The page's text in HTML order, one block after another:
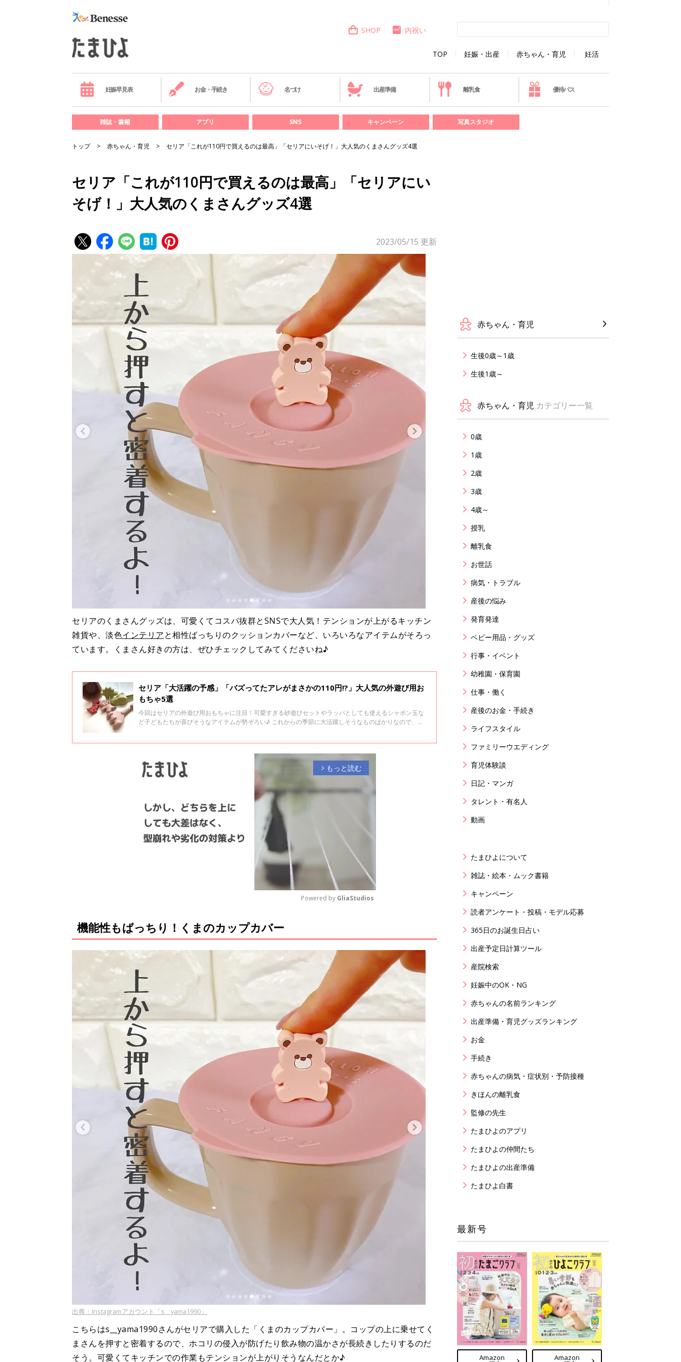
TOP 妊娠・出産 赤ちゃん・育児 妊活
SHOP 内祝い
妊娠早見表 お金・手続き 名づけ 出産準備 離乳食 優待パス
雑誌・書籍 アプリ SNS キャンペーン 写真スタジオ
トップ 赤ちゃん・育児 セリア「これが110円で買えるのは最高」「セリアにいそげ！」大人気のくまさんグッズ4選
セリア「これが110円で買えるのは最高」「セリアにい
そげ！」大人気のくまさんグッズ4選
2023/05/15 更新
セリアのくまさんグッズは、可愛くてコスパ抜群とSNSで大人気！テンションが上がるキッチン
雑貨や、淡色インテリアと相性ばっちりのクッションカバーなど、いろいろなアイテムがそろっ
ています。くまさん好きの方は、ぜひチェックしてみてくださいね♪
セリア「大活躍の予感」「バズってたアレがまさかの110円!?」大人気の外遊び用お
もちゃ5選
今回はセリアの外遊び用おもちゃに注目！可愛すぎる砂遊びセットやラッパとしても使えるシャボン玉な
ど子どもたちが喜びそうなアイテムが勢ぞろい♪ これからの季節に大活躍しそうなものばかりなので、ぜ
arrow_forward_ios もっと読む
u
t
Powered by GliaStudios
機能性もばっちり！くまのカップカバー
出典：Instagramアカウント「s__yama1990」
こちらはs__yama1990さんがセリアで購入した「くまのカップカバー」。コップの上に乗せてく
まさんを押すと密着するので、ホコリの侵入が防げたり飲み物の温かさが長続きしたりするのだ
そう。可愛くてキッチンでの作業もテンションが上がりそうなんだとか♪
赤ちゃん・育児
生後0歳～1歳
生後1歳～
赤ちゃん・育児 カテゴリー一覧
0歳
1歳
2歳
3歳
4歳～
授乳
離乳食
お世話
病気・トラブル
産後の悩み
発育発達
ベビー用品・グッズ
行事・イベント
幼稚園・保育園
仕事・働く
産後のお金・手続き
ライフスタイル
ファミリーウエディング
育児体験談
日記・マンガ
タレント・有名人
動画
たまひよについて
雑誌・絵本・ムック書籍
キャンペーン
読者アンケート・投稿・モデル応募
365日のお誕生日占い
出産予定日計算ツール
産院検索
妊娠中のOK・NG
赤ちゃんの名前ランキング
出産準備・育児グッズランキング
お金
手続き
赤ちゃんの病気・症状別・予防接種
きほんの離乳食
監修の先生
たまひよのアプリ
たまひよの仲間たち
たまひよの出産準備
たまひよ白書
最新号
Amazon Amazon